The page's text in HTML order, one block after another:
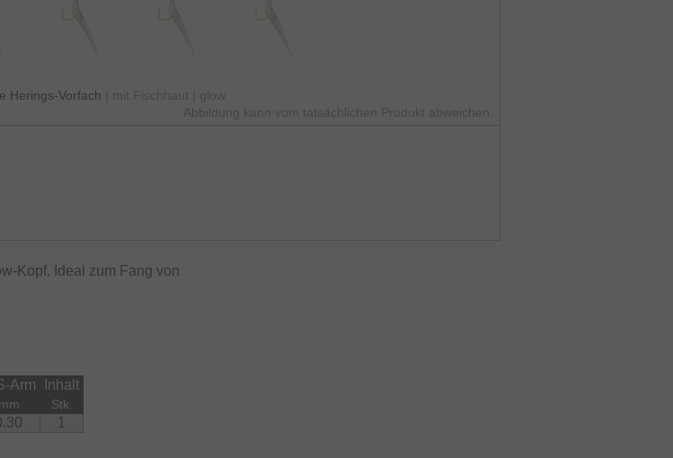
Herings-Vorfach
| mit Fischhaut | glow
Abbildung kann vom tatsächlichen Produkt abweichen.
Kopf. Ideal zum Fang von
Arm Inhalt
mm Stk.
1